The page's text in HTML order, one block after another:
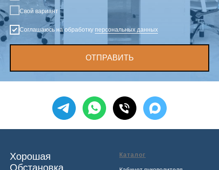
Свой вариант
Соглашаюсь на обработку персональных данных
ОТПРАВИТЬ
Хорошая
Обстановка
Каталог